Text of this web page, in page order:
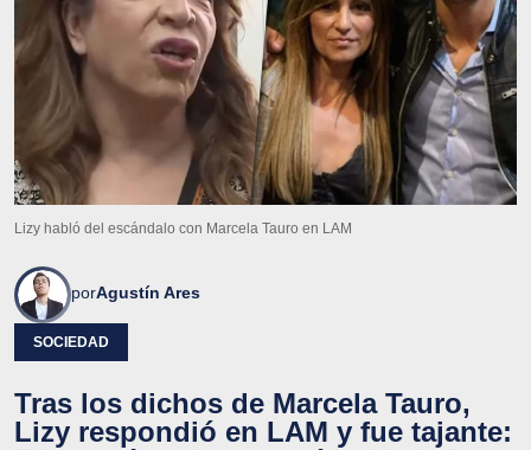
Lizy habló del escándalo con Marcela Tauro en LAM
porAgustín Ares
SOCIEDAD
Tras los dichos de Marcela Tauro,
Lizy respondió en LAM y fue tajante: